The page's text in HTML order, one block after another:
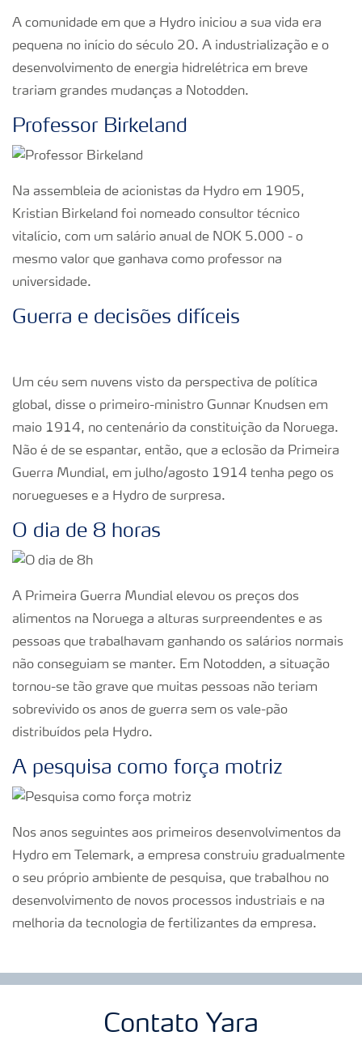
A comunidade em que a Hydro iniciou a sua vida era
pequena no início do século 20. A industrialização e o
desenvolvimento de energia hidrelétrica em breve
trariam grandes mudanças a Notodden.
Professor Birkeland
Na assembleia de acionistas da Hydro em 1905,
Kristian Birkeland foi nomeado consultor técnico
vitalício, com um salário anual de NOK 5.000 - o
mesmo valor que ganhava como professor na
universidade.
Guerra e decisões difíceis
Um céu sem nuvens visto da perspectiva de política
global, disse o primeiro-ministro Gunnar Knudsen em
maio 1914, no centenário da constituição da Noruega.
Não é de se espantar, então, que a eclosão da Primeira
Guerra Mundial, em julho/agosto 1914 tenha pego os
noruegueses e a Hydro de surpresa.
O dia de 8 horas
A Primeira Guerra Mundial elevou os preços dos
alimentos na Noruega a alturas surpreendentes e as
pessoas que trabalhavam ganhando os salários normais
não conseguiam se manter. Em Notodden, a situação
tornou-se tão grave que muitas pessoas não teriam
sobrevivido os anos de guerra sem os vale-pão
distribuídos pela Hydro.
A pesquisa como força motriz
Nos anos seguintes aos primeiros desenvolvimentos da
Hydro em Telemark, a empresa construiu gradualmente
o seu próprio ambiente de pesquisa, que trabalhou no
desenvolvimento de novos processos industriais e na
melhoria da tecnologia de fertilizantes da empresa.
Contato Yara